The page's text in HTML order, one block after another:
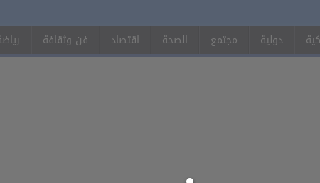
دولية مجتمع الصحة اقتصاد فن وثقافة